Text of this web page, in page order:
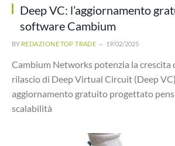
Deep VC: l’aggiornamento
software Cambium
BY REDAZIONE TOP TRADE 19/02/2025
Cambium Networks potenzia la crescita
rilascio di Deep Virtual Circuit (Deep
aggiornamento gratuito progettato
scalabilità